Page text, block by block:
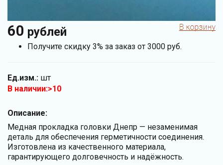
60 рублей
Получите скидку 3% за заказ от 3000 руб.
Ед.изм.: шт
В наличии:>10
Описание:
Медная прокладка головки Днепр — незаменимая
деталь для обеспечения герметичности соединения.
Изготовлена из качественного материала,
гарантирующего долговечность и надёжность.